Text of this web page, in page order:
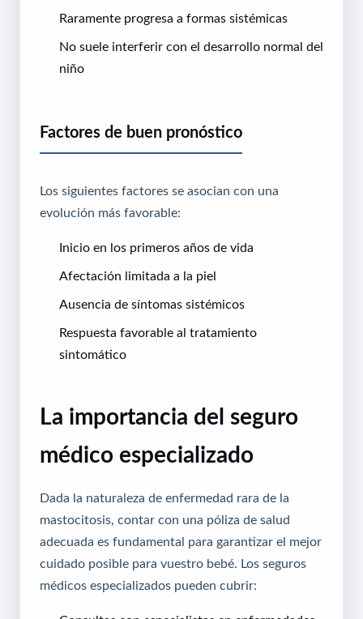
Raramente progresa a formas sistémicas
No suele interferir con el desarrollo normal del
niño
Factores de buen pronóstico
Los siguientes factores se asocian con una
evolución más favorable:
Inicio en los primeros años de vida
Afectación limitada a la piel
Ausencia de síntomas sistémicos
Respuesta favorable al tratamiento
sintomático
La importancia del seguro
médico especializado
Dada la naturaleza de enfermedad rara de la
mastocitosis, contar con una póliza de salud
adecuada es fundamental para garantizar el mejor
cuidado posible para vuestro bebé. Los seguros
médicos especializados pueden cubrir: